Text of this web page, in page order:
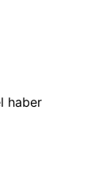
haber